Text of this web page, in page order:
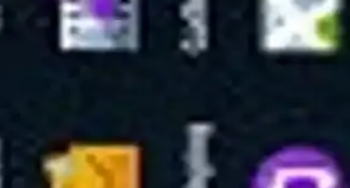
Detaylı Bilgi
fiyatlı bir akıllı telefondur. Kamera,
karşılaştırılıyor. Kullanıcı